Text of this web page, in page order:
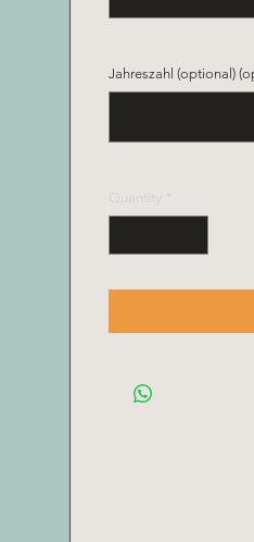
Jahreszahl (optional)
Quantity